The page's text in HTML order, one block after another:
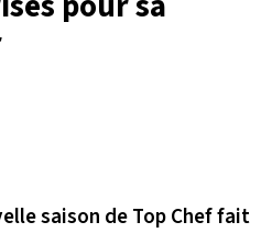
saison de Top Chef fait